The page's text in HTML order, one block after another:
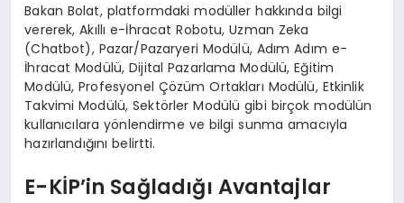
Bakan Bolat, platformdaki modüller hakkında bilgi
vererek, Akıllı e-İhracat Robotu, Uzman Zeka
(Chatbot), Pazar/Pazaryeri Modülü, Adım Adım e-
İhracat Modülü, Dijital Pazarlama Modülü, Eğitim
Modülü, Profesyonel Çözüm Ortakları Modülü, Etkinlik
Takvimi Modülü, Sektörler Modülü gibi birçok modülün
kullanıcılara yönlendirme ve bilgi sunma amacıyla
hazırlandığını belirtti.
E-KİP’in Sağladığı Avantajlar